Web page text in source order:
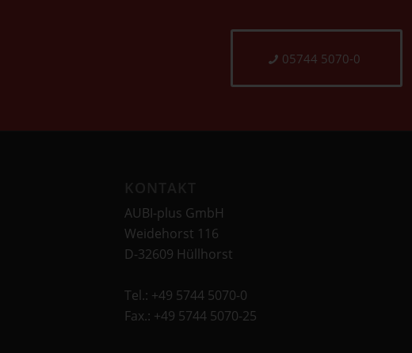
05744 5070-0
AUBI-plus GmbH
Weidehorst 116
D-32609 Hüllhorst
Tel.: +49 5744 5070-0
Fax.: +49 5744 5070-25